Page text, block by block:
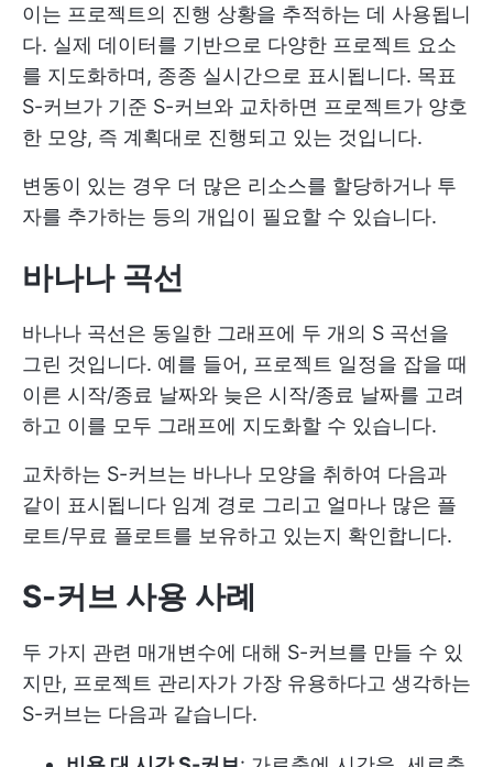
이는 프로젝트의 진행 상황을 추적하는 데 사용됩니
다. 실제 데이터를 기반으로 다양한 프로젝트 요소
를 지도화하며, 종종 실시간으로 표시됩니다. 목표
S-커브가 기준 S-커브와 교차하면 프로젝트가 양호
한 모양, 즉 계획대로 진행되고 있는 것입니다.
변동이 있는 경우 더 많은 리소스를 할당하거나 투
자를 추가하는 등의 개입이 필요할 수 있습니다.
바나나 곡선
바나나 곡선은 동일한 그래프에 두 개의 S 곡선을
그린 것입니다. 예를 들어, 프로젝트 일정을 잡을 때
이른 시작/종료 날짜와 늦은 시작/종료 날짜를 고려
하고 이를 모두 그래프에 지도화할 수 있습니다.
교차하는 S-커브는 바나나 모양을 취하여 다음과
같이 표시됩니다 임계 경로 그리고 얼마나 많은 플
로트/무료 플로트를 보유하고 있는지 확인합니다.
S-커브 사용 사례
두 가지 관련 매개변수에 대해 S-커브를 만들 수 있
지만, 프로젝트 관리자가 가장 유용하다고 생각하는
S-커브는 다음과 같습니다.